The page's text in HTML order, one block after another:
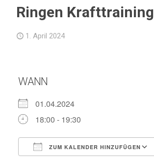
Ringen Krafttraining
1. April 2024
WANN
01.04.2024
18:00 - 19:30
ZUM KALENDER HINZUFÜGEN